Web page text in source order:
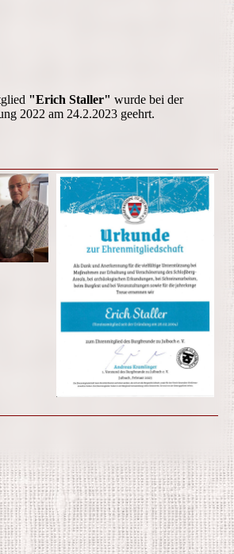
"Erich Staller" wurde bei der
2022 am 24.2.2023 geehrt.